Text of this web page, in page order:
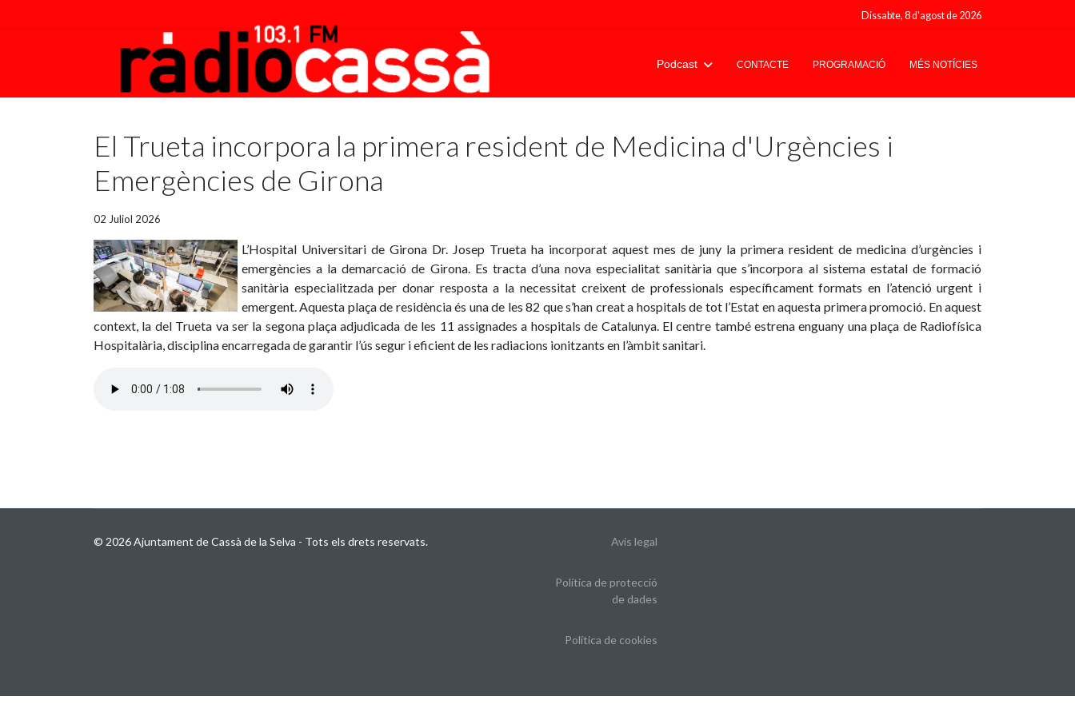
Dissabte, 8 d'agost de 2026
Podcast CONTACTE PROGRAMACIÓ MÉS NOTÍCIES
El Trueta incorpora la primera resident de Medicina d'Urgències i
Emergències de Girona
02 Juliol 2026
L’Hospital Universitari de Girona Dr. Josep Trueta ha incorporat aquest mes de juny la primera resident de medicina d’urgències i
emergències a la demarcació de Girona. Es tracta d’una nova especialitat sanitària que s’incorpora al sistema estatal de formació
sanitària especialitzada per donar resposta a la necessitat creixent de professionals específicament formats en l’atenció urgent i
emergent. Aquesta plaça de residència és una de les 82 que s’han creat a hospitals de tot l’Estat en aquesta primera promoció. En aquest
context, la del Trueta va ser la segona plaça adjudicada de les 11 assignades a hospitals de Catalunya. El centre també estrena enguany una plaça de Radiofísica
Hospitalària, disciplina encarregada de garantir l’ús segur i eficient de les radiacions ionitzants en l’àmbit sanitari.
© 2026 Ajuntament de Cassà de la Selva - Tots els drets reservats. Avis legal
Política de protecció
de dades
Política de cookies